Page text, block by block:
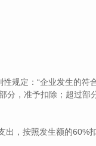
规定：“企业发生的符
分，准予扣除；超过部
，按照发生额的60%扣